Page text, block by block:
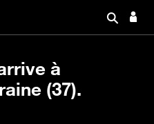
à
(37).